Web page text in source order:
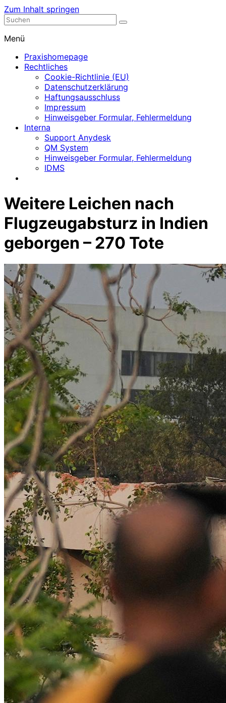
Zum Inhalt springen
Nephrologische Praxis mit Dialyse
Menü
Praxishomepage
Rechtliches
Cookie-Richtlinie (EU)
Datenschutzerklärung
Haftungsausschluss
Impressum
Hinweisgeber Formular, Fehlermeldung
Interna
Support Anydesk
QM System
Hinweisgeber Formular, Fehlermeldung
IDMS
Weitere Leichen nach
Flugzeugabsturz in Indien
geborgen – 270 Tote